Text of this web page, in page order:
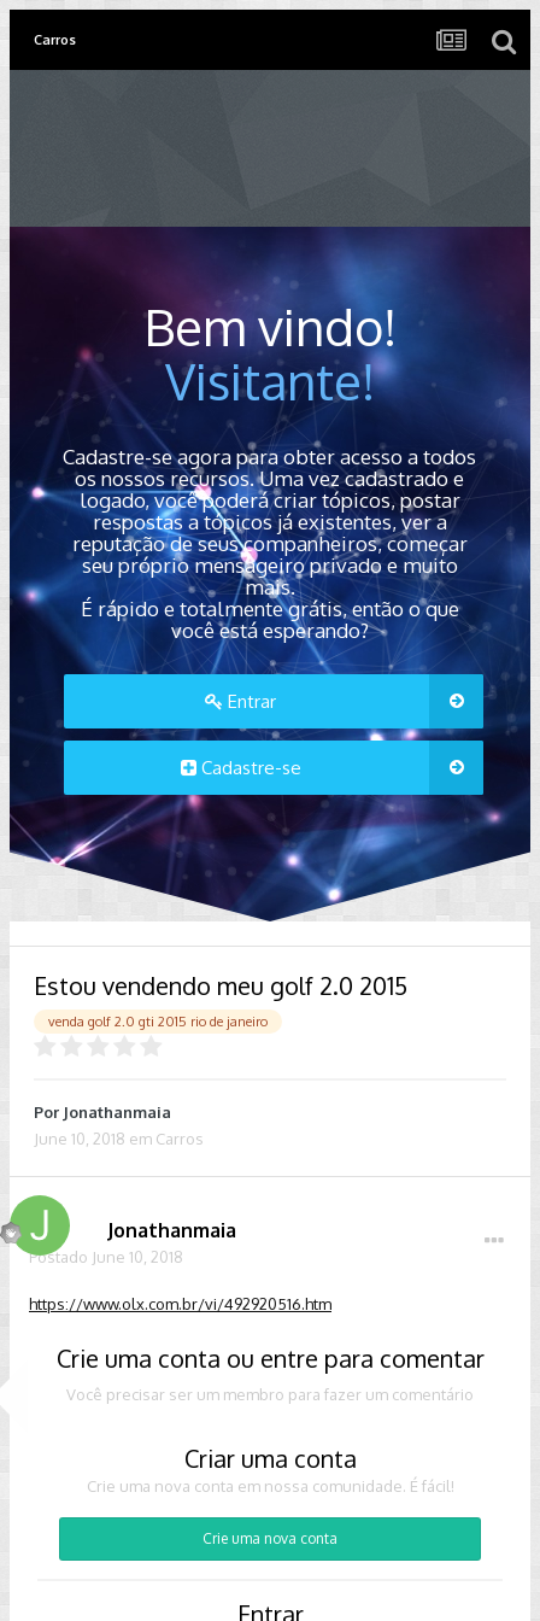
Carros
Bem vindo!
Visitante!
Cadastre-se agora para obter acesso a todos
os nossos recursos. Uma vez cadastrado e
logado, você poderá criar tópicos, postar
respostas a tópicos já existentes, ver a
reputação de seus companheiros, começar
seu próprio mensageiro privado e muito
mais.
É rápido e totalmente grátis, então o que
você está esperando?
Entrar
Cadastre-se
Estou vendendo meu golf 2.0 2015
venda golf 2.0 gti 2015 rio de janeiro
Por Jonathanmaia
June 10, 2018 em Carros
Jonathanmaia
Postado June 10, 2018
https://www.olx.com.br/vi/492920516.htm
Crie uma conta ou entre para comentar
Você precisar ser um membro para fazer um comentário
Criar uma conta
Crie uma nova conta em nossa comunidade. É fácil!
Crie uma nova conta
Entrar